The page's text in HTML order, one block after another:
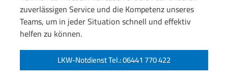
zuverlässigen Service und die Kompetenz unseres
Teams, um in jeder Situation schnell und effektiv
helfen zu können.
LKW-Notdienst Tel.: 06441 770 422